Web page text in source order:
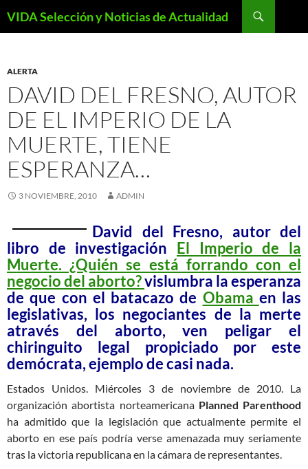
VIDA Selección y Noticias de Actualidad
ALERTA
DAVID DEL FRESNO, AUTOR
DE EL IMPERIO DE LA
MUERTE, TIENE
ESPERANZA…
3 NOVIEMBRE, 2010 ADMIN
David del Fresno, autor del
libro de investigación El Imperio de la
Muerte. ¿Quién se está forrando con el
negocio del aborto?vislumbra la esperanza
de que con el batacazo de Obama en las
legislativas, los negociantes de la merte
através del aborto, ven peligar el
chiringuito legal propiciado por este
demócrata, ejemplo de casi nada.
Estados Unidos. Miércoles 3 de noviembre de 2010. La
organización abortista norteamericana Planned Parenthood
ha admitido que la legislación que actualmente permite el
aborto en ese país podría verse amenazada muy seriamente
tras la victoria republicana en la cámara de representantes.